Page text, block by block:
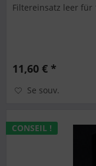
Filtereinsatz leer für
11,60 € *
Se souv.
CONSEIL !